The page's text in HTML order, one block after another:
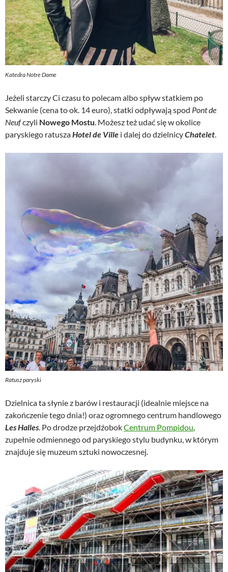
Katedra Notre Dame
Jeżeli starczy Ci czasu to polecam albo spływ statkiem po
Sekwanie (cena to ok. 14 euro), statki odpływają spod Pont de
Neufczyli Nowego Mostu . Możesz też udać się w okolice
paryskiego ratuszaHotel de Ville i dalej do dzielnicyChatelet
Ratusz paryski
Dzielnica ta słynie z barów i restauracji (idealnie miejsce na
zakończenie tego dnia!) oraz ogromnego centrum handlowego
Les Halles . Po drodze przejdźobokCentrum Pompidou
zupełnie odmiennego od paryskiego stylu budynku, w którym
znajduje się muzeum sztuki nowoczesnej.